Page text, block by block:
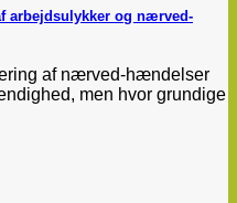
arbejdsulykker og nærved-
af nærved-hændelser
men hvor grundige